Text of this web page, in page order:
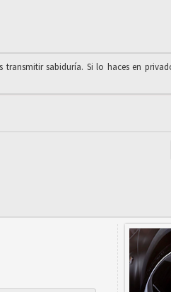
transmitir sabiduría. Si lo haces en